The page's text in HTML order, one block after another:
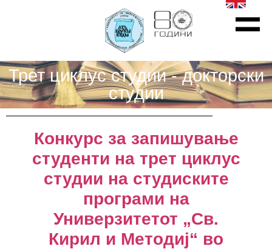
Трет циклус студии - докторски
студии
Конкурс за запишување
студенти на трет циклус
студии на студиските
програми на
Универзитетот „Св.
Кирил и Методиј“ во